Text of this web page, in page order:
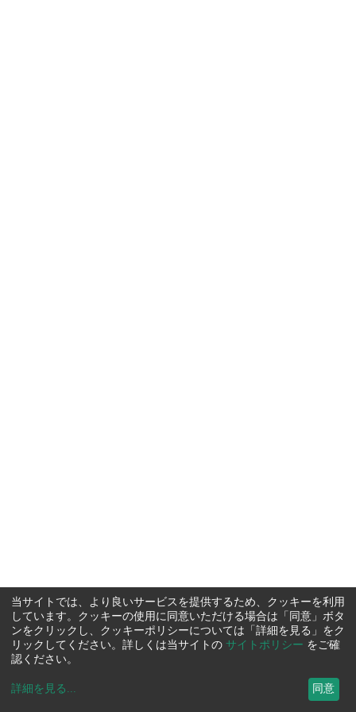
当サイトでは、より良いサービスを提供するため、クッキーを利用
しています。クッキーの使用に同意いただける場合は「同意」ボタ
ンをクリックし、クッキーポリシーについては「詳細を見る」をク
リックしてください。詳しくは当サイトの サイトポリシー をご確
認ください。
詳細を見る ... 同意